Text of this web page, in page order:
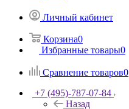
Личный кабинет
Корзина0
Избранные товары0
Сравнение товаров0
+7 (495)-787-07-84
Назад